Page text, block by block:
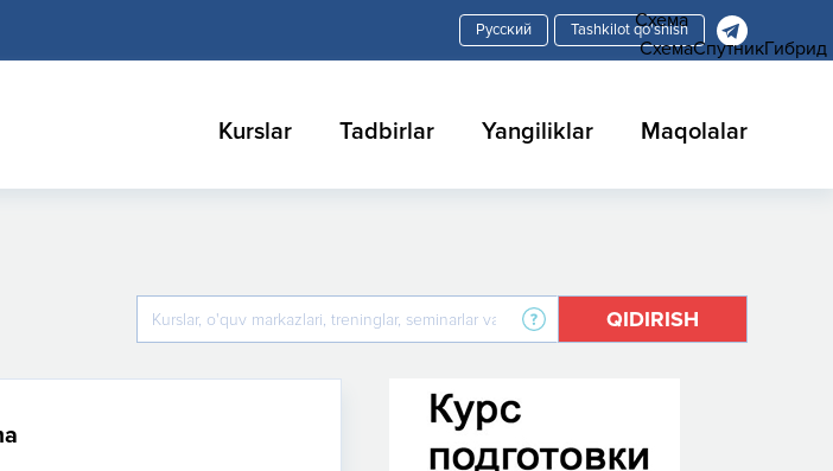
Tashkilot qo'shish
Kurslar Tadbirlar Yangiliklar Maqolalar
QIDIRISH
Схема
СхемаСпутникГибрид